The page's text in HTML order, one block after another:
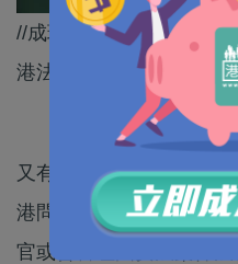
//成班老佬政棍、通緝犯
港法官，不如自己面對法
又有花生食了，美國國
港問題舉行聽證會，促
官或曾審理國安法案件